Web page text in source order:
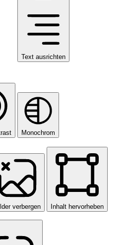
Text ausrichten
Monochrom
verbergen Inhalt hervorheben